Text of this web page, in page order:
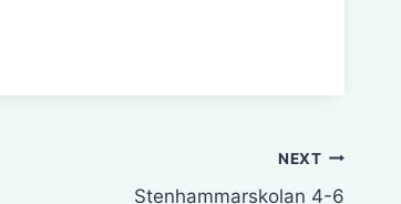
NEXT
Stenhammarskolan 4-6